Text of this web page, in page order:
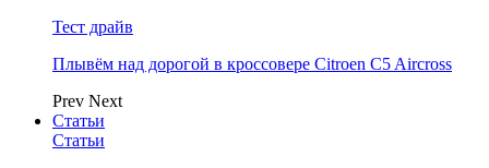
Тест драйв
Плывём над дорогой в кроссовере Citroen C5 Aircross
Prev Next
Статьи
Статьи